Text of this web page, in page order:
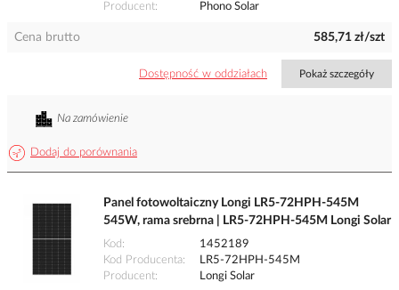
Producent
Phono Solar
Cena brutto 585,71 zł/szt
Dostępność w oddziałach Pokaż szczegóły
Dodaj do porównania
Na zamówienie
Panel fotowoltaiczny Longi LR5-72HPH-545M
545W, rama srebrna | LR5-72HPH-545M Longi Solar
Kod
1452189
Kod Producenta
LR5-72HPH-545M
Producent
Longi Solar